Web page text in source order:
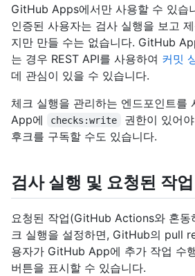
GitHub Apps에서만 사용할 수 있습
인증된 사용자는 검사 실행을 보고
지만 만들 수는 없습니다. GitHub
는 경우 REST API를 사용하여 커밋
데 관심이 있을 수 있습니다.
체크 실행을 관리하는 엔드포인트를
App에
checks:write 권한이 있어
후크를 구독할 수도 있습니다.
검사 실행 및 요청된 작업
요청된 작업(GitHub Actions와 혼동
크 실행을 설정하면, GitHub의 pull
용자가 GitHub App에 추가 작업 수
버튼을 표시할 수 있습니다.